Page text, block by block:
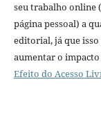
seu trabalho online
página pessoal) a
editorial, já que
aumentar o
Efeito do Acesso